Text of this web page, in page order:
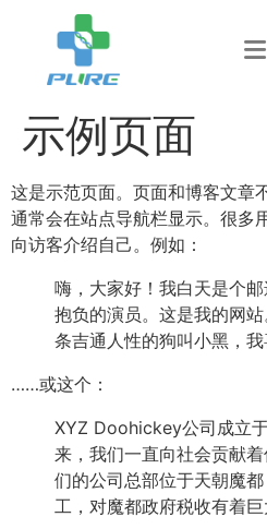
示例页面
这是示范页面。页面和博客文章
通常会在站点导航栏显示。很多
向访客介绍自己。例如：
嗨，大家好！我白天是个
抱负的演员。这是我的网
条吉通人性的狗叫小黑，我
……或这个：
XYZ Doohickey公司成立
来，我们一直向社会贡献
们的公司总部位于天朝魔
工，对魔都政府税收有着巨